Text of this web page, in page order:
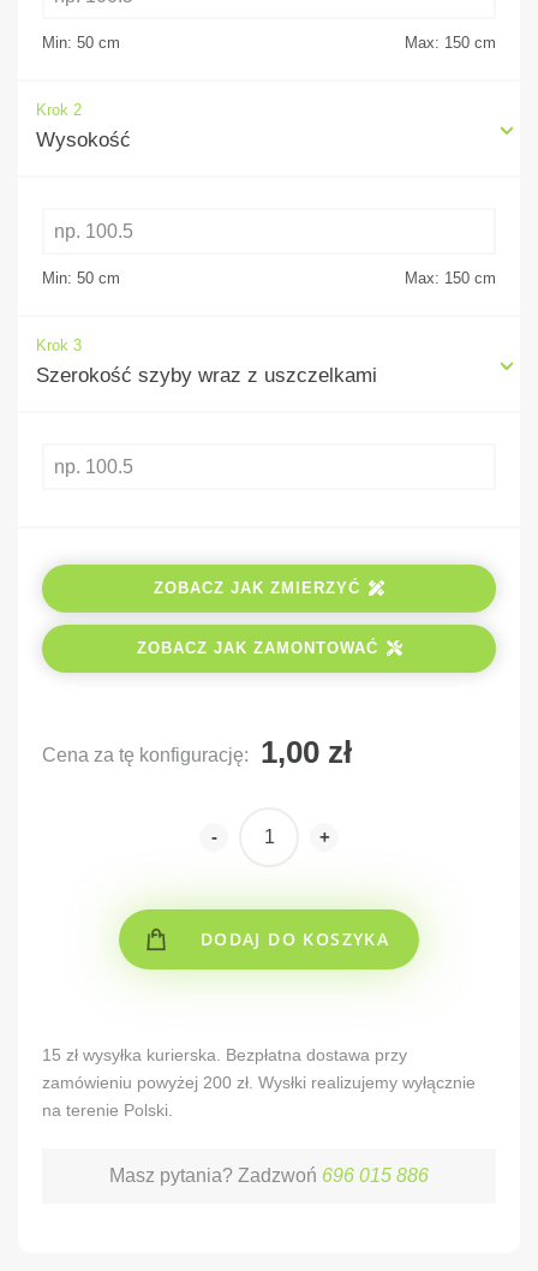
Min: 50 cm Max: 150 cm
Krok 2
Wysokość
Min: 50 cm Max: 150 cm
Krok 3
Szerokość szyby wraz z uszczelkami
ZOBACZ JAK ZMIERZYĆ
ZOBACZ JAK ZAMONTOWAĆ
Cena za tę konfigurację:
- +
DODAJ DO KOSZYKA
15 zł wysyłka kurierska. Bezpłatna dostawa przy
zamówieniu powyżej 200 zł. Wysłki realizujemy wyłącznie
na terenie Polski.
Masz pytania? Zadzwoń 696 015 886